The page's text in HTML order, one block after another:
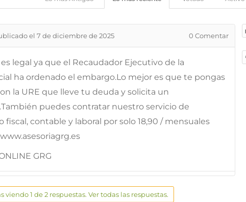
el 7 de diciembre de 2025 0 Comentar
es legal ya que el Recaudador Ejecutivo de la
ha ordenado el embargo.Lo mejor es que te pongas
la URE que lleve tu deuda y solicita un
puedes contratar nuestro servicio de
fiscal, contable y laboral por solo 18,90 / mensuales
GRG
viendo 1 de 2 respuestas. Ver todas las respuestas.